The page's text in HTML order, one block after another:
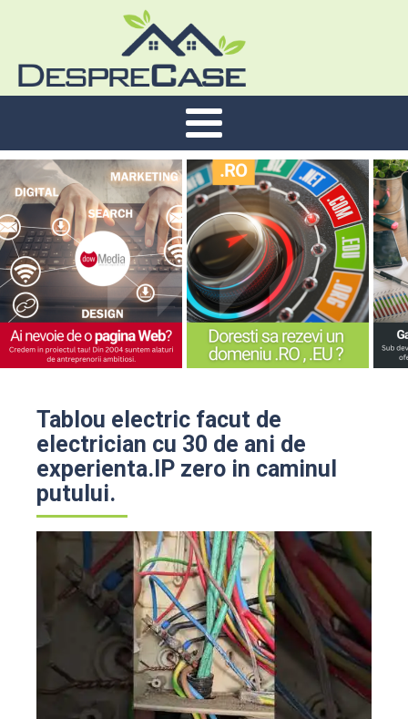
Tablou electric facut de
electrician cu 30 de ani de
experienta.IP zero in caminul
putului.